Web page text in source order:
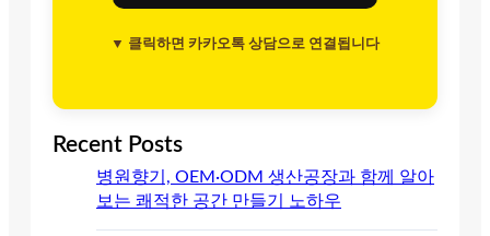
▼ 클릭하면 카카오톡 상담으로 연결됩니다
Recent Posts
병원향기, OEM·ODM 생산공장과 함께 알아
보는 쾌적한 공간 만들기 노하우